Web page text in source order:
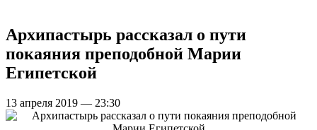
Архипастырь рассказал о пути
покаяния преподобной Марии
Египетской
13 апреля 2019 — 23:30